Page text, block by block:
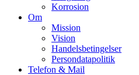
Korrosion
Om
Mission
Vision
Handelsbetingelser
Persondatapolitik
Telefon & Mail